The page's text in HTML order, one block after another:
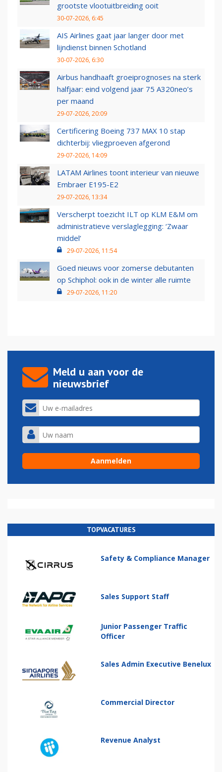
grootste vlootuitbreiding ooit
30-07-2026, 6:45
AIS Airlines gaat jaar langer door met
lijndienst binnen Schotland
30-07-2026, 6:30
Airbus handhaaft groeiprognoses na sterk
halfjaar: eind volgend jaar 75 A320neo’s
per maand
29-07-2026, 20:09
Certificering Boeing 737 MAX 10 stap
dichterbij: vliegproeven afgerond
29-07-2026, 14:09
LATAM Airlines toont interieur van nieuwe
Embraer E195-E2
29-07-2026, 13:34
Verscherpt toezicht ILT op KLM E&M om
administratieve verslaglegging: ‘Zwaar
middel’
29-07-2026, 11:54
Goed nieuws voor zomerse debutanten
op Schiphol: ook in de winter alle ruimte
29-07-2026, 11:20
Meld u aan voor de
nieuwsbrief
TOPVACATURES
Safety & Compliance Manager
Sales Support Staff
Junior Passenger Traffic
Officer
Sales Admin Executive Benelux
Commercial Director
Revenue Analyst